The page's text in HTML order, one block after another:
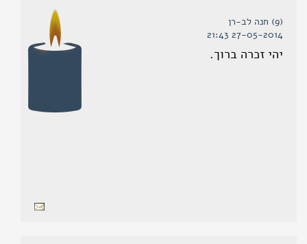
(9) חנה לב-רן
27-05-2014 21:43
יהי זכרה ברוך.